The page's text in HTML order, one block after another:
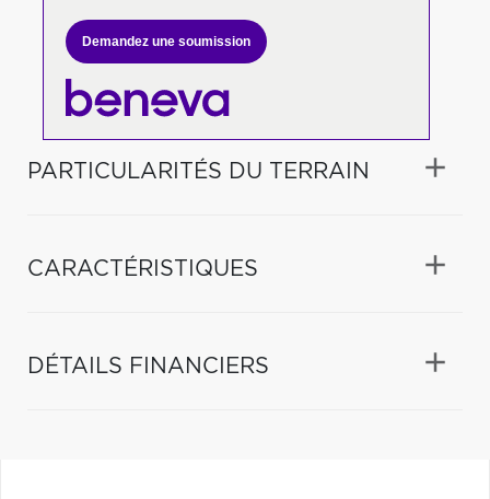
Demandez une soumission
PARTICULARITÉS DU TERRAIN
CARACTÉRISTIQUES
DÉTAILS FINANCIERS